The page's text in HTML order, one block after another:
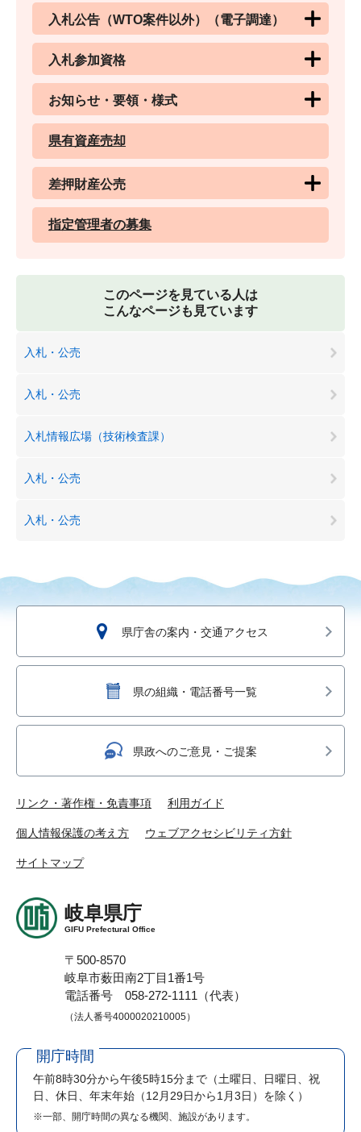
入札公告（WTO案件以外）（電子調達）
入札参加資格
お知らせ・要領・様式
県有資産売却
差押財産公売
指定管理者の募集
このページを見ている人は
こんなページも見ています
入札・公売
入札・公売
入札情報広場（技術検査課）
入札・公売
入札・公売
県庁舎の案内・交通アクセス
県の組織・電話番号一覧
県政へのご意見・ご提案
リンク・著作権・免責事項 利用ガイド
個人情報保護の考え方 ウェブアクセシビリティ方針
サイトマップ
岐阜県庁
GIFU Prefectural Office
〒500-8570
岐阜市薮田南2丁目1番1号
電話番号 058-272-1111（代表）
（法人番号4000020210005）
開庁時間
午前8時30分から午後5時15分まで （土曜日、日曜日、祝
日、休日、年末年始（12月29日から1月3日）を除く）
※一部、開庁時間の異なる機関、施設があります。